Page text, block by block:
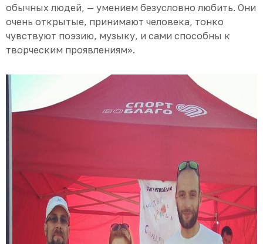
обычных людей, — умением безусловно любить. Они
очень открытые, принимают человека, тонко
чувствуют поэзию, музыку, и сами способны к
творческим проявлениям».